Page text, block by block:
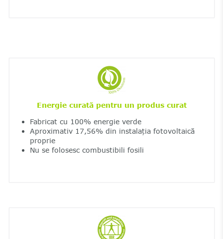
Energie curată pentru un produs curat
Fabricat cu 100% energie verde
Aproximativ 17,56% din instalația fotovoltaică
proprie
Nu se folosesc combustibili fosili